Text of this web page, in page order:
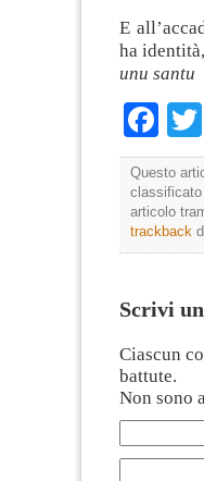
E
ha
unu santu
Questo
articolo
trackback
Scrivi
Ciascun
battute.
Non sono